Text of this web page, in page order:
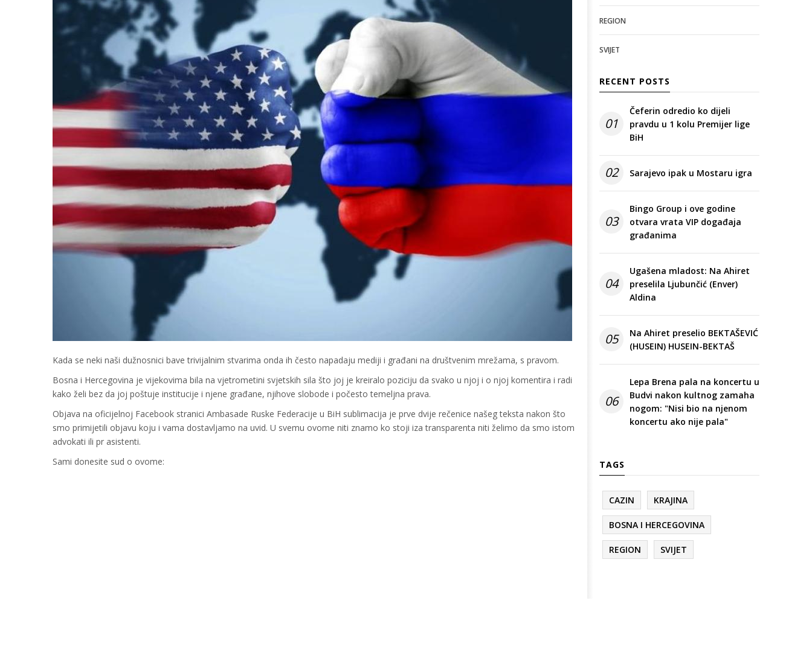
Kada se neki naši dužnosnici bave trivijalnim stvarima onda ih često napadaju mediji i građani na društvenim mrežama, s pravom.
Bosna i Hercegovina je vijekovima bila na vjetrometini svjetskih sila što joj je kreiralo poziciju da svako u njoj i o njoj komentira i radi
kako želi bez da joj poštuje institucije i njene građane, njihove slobode i počesto temeljna prava.
Objava na oficijelnoj Facebook stranici Ambasade Ruske Federacije u BiH sublimacija je prve dvije rečenice našeg teksta nakon što
smo primijetili objavu koju i vama dostavljamo na uvid. U svemu ovome niti znamo ko stoji iza transparenta niti želimo da smo istom
advokati ili pr asistenti.
Sami donesite sud o ovome:
REGION
SVIJET
RECENT POSTS
01
Čeferin odredio ko dijeli
pravdu u 1 kolu Premijer lige
BiH
02 Sarajevo ipak u Mostaru igra
03
Bingo Group i ove godine
otvara vrata VIP događaja
građanima
04
Ugašena mladost: Na Ahiret
preselila Ljubunčić (Enver)
Aldina
05
Na Ahiret preselio BEKTAŠEVIĆ
(HUSEIN) HUSEIN-BEKTAŠ
06
Lepa Brena pala na koncertu u
Budvi nakon kultnog zamaha
nogom: "Nisi bio na njenom
koncertu ako nije pala"
TAGS
CAZIN KRAJINA
BOSNA I HERCEGOVINA
REGION SVIJET